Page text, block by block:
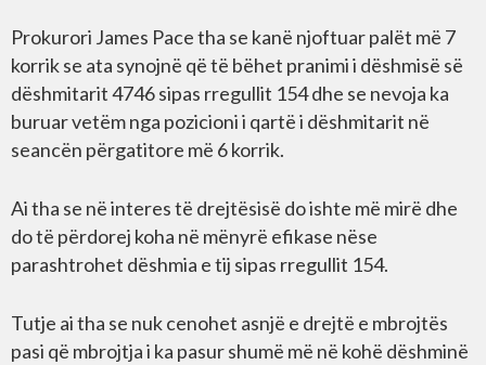
Prokurori James Pace tha se kanë njoftuar palët më 7
korrik se ata synojnë që të bëhet pranimi i dëshmisë së
dëshmitarit 4746 sipas rregullit 154 dhe se nevoja ka
buruar vetëm nga pozicioni i qartë i dëshmitarit në
seancën përgatitore më 6 korrik.
Ai tha se në interes të drejtësisë do ishte më mirë dhe
do të përdorej koha në mënyrë efikase nëse
parashtrohet dëshmia e tij sipas rregullit 154.
Tutje ai tha se nuk cenohet asnjë e drejtë e mbrojtës
pasi që mbrojtja i ka pasur shumë më në kohë dëshminë